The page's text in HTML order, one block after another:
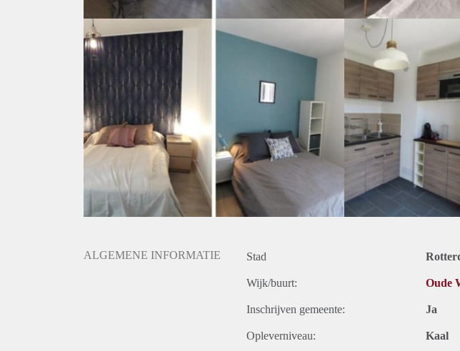
ALGEMENE INFORMATIE Stad
Wijk/buurt: Oude
Inschrijven gemeente: Ja
Opleverniveau: Kaal